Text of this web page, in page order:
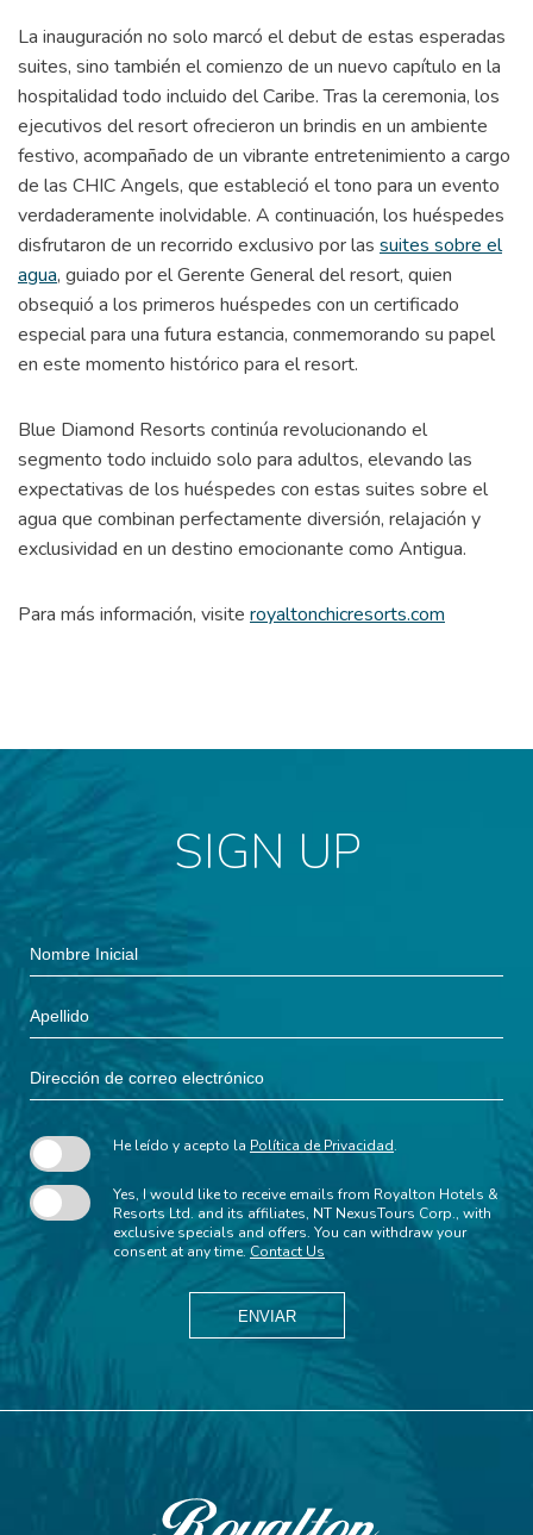
La inauguración no solo marcó el debut de estas esperadas
suites, sino también el comienzo de un nuevo capítulo en la
hospitalidad todo incluido del Caribe. Tras la ceremonia, los
ejecutivos del resort ofrecieron un brindis en un ambiente
festivo, acompañado de un vibrante entretenimiento a cargo
de las CHIC Angels, que estableció el tono para un evento
verdaderamente inolvidable. A continuación, los huéspedes
disfrutaron de un recorrido exclusivo por las suites sobre el
agua, guiado por el Gerente General del resort, quien
obsequió a los primeros huéspedes con un certificado
especial para una futura estancia, conmemorando su papel
en este momento histórico para el resort.
Blue Diamond Resorts continúa revolucionando el
segmento todo incluido solo para adultos, elevando las
expectativas de los huéspedes con estas suites sobre el
agua que combinan perfectamente diversión, relajación y
exclusividad en un destino emocionante como Antigua.
Para más información, visite royaltonchicresorts.com
SIGN UP
Hidden
Field
Nombre
Inicial
de
electrónico
He leído y acepto la Política de Privacidad.
Yes, I would like to receive emails from Royalton Hotels &
Resorts Ltd. and its affiliates, NT NexusTours Corp., with
exclusive specials and offers. You can withdraw your
consent at any time.Contact Us
ENVIAR